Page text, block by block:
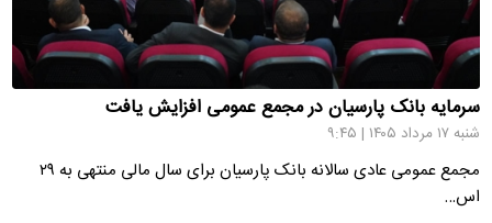
سرمایه بانک پارسیان در مجمع عمومی افزایش یافت
شنبه ۱۷ مرداد ۱۴۰۵ | ۹:۴۵
اس…